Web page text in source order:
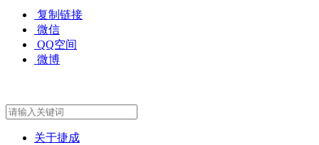
复制链接
微信
QQ空间
微博
关于捷成